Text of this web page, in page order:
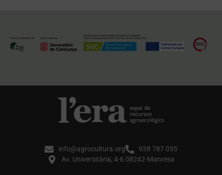
info@agrocultura.org
938 787 035
Av. Universitària, 4-6 08242-Manresa